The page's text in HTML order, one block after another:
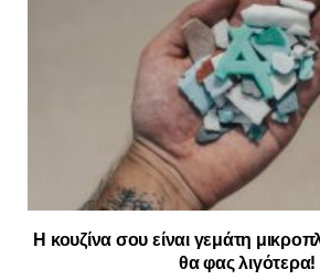
Η κουζίνα σου είναι γεμάτη
θα φας λιγότερα!